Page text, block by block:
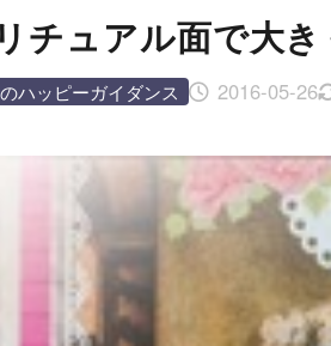
チュアル面で大
2016-05-26
ハッピーガイダンス